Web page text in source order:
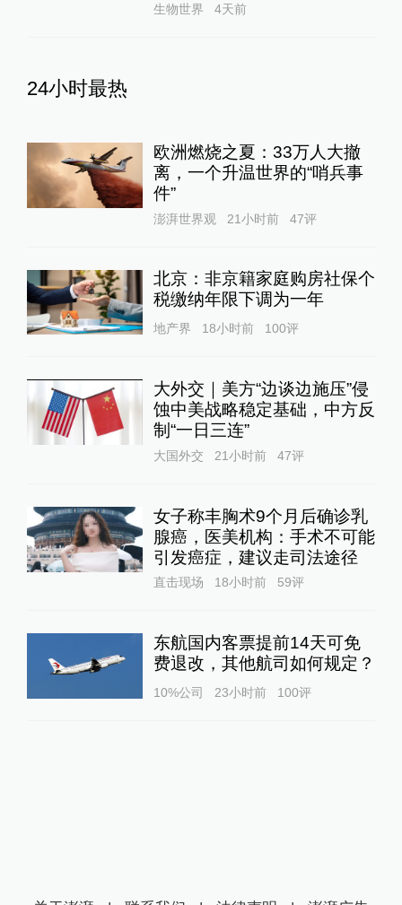
生物世界 4天前
24小时最热
欧洲燃烧之夏：33万人大撤
离，一个升温世界的“哨兵事
件”
澎湃世界观 21小时前 47评
北京：非京籍家庭购房社保个
税缴纳年限下调为一年
地产界 18小时前 100评
大外交｜美方“边谈边施压”侵
蚀中美战略稳定基础，中方反
制“一日三连”
大国外交 21小时前 47评
女子称丰胸术9个月后确诊乳
腺癌，医美机构：手术不可能
引发癌症，建议走司法途径
直击现场 18小时前 59评
东航国内客票提前14天可免
费退改，其他航司如何规定？
10%公司 23小时前 100评